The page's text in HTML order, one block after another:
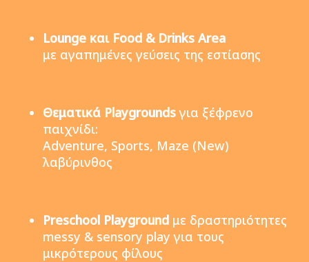
Lounge και Food & Drinks Area
με αγαπημένες γεύσεις της εστίασης
Θεματικά Playgroundsγια ξέφρενο
παιχνίδι:
Adventure, Sports, Maze (New)
λαβύρινθος
Preschool Playground με δραστηριότητες
messy & sensory play για τους
μικρότερους φίλους